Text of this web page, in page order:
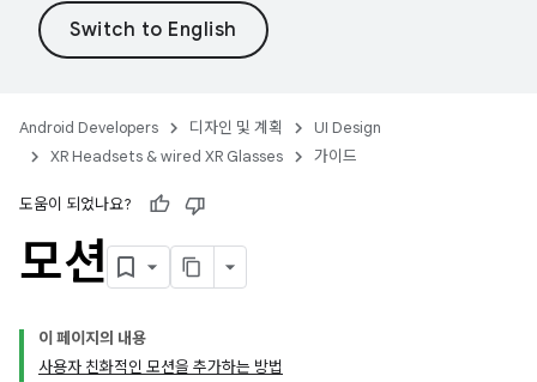
Android Developers 디자인 및 계획
UI Design
XR Headsets & wired XR Glasses
가이드
도움이 되었나요?
모션
이 페이지의 내용
사용자 친화적인 모션을 추가하는 방법